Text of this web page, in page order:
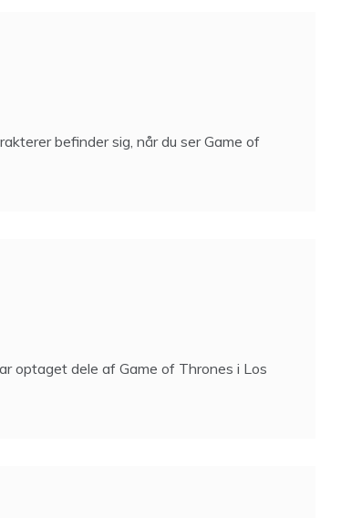
befinder sig, når du ser Game of
optaget dele af Game of Thrones i Los